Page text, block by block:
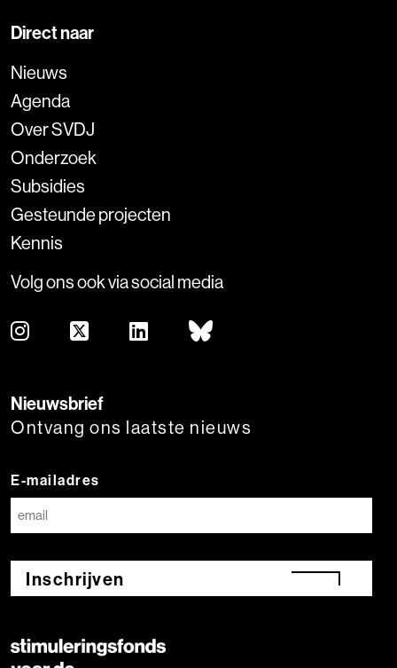
Direct naar
Nieuws
Agenda
Over SVDJ
Onderzoek
Subsidies
Gesteunde projecten
Kennis
Volg ons ook via social media
Nieuwsbrief
Ontvang ons laatste nieuws
E-mailadres
Inschrijven